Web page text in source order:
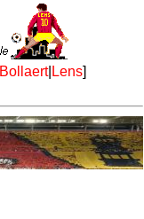
Bollaert| Lens]